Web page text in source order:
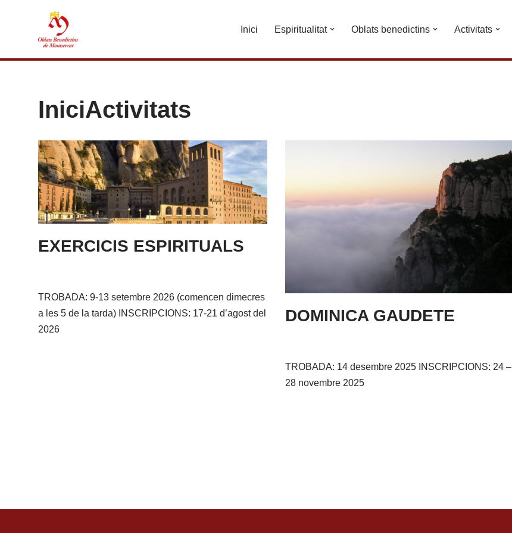
Inici Espiritualitat Oblats benedictins Activitats
IniciActivitats
EXERCICIS ESPIRITUALS
TROBADA: 9-13 setembre 2026 (comencen dimecres
a les 5 de la tarda) INSCRIPCIONS: 17-21 d’agost del
2026
DOMINICA GAUDETE
TROBADA: 14 desembre 2025 INSCRIPCIONS: 24 –
28 novembre 2025